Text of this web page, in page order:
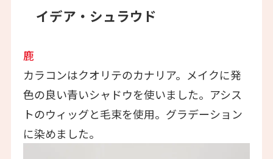
イデア・シュラウド
鹿
カラコンはクオリテのカナリア。メイクに発
色の良い青いシャドウを使いました。アシス
トのウィッグと毛束を使用。グラデーション
に染めました。